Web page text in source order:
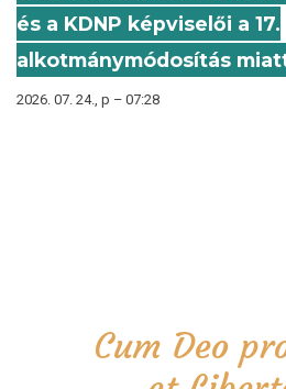
és a KDNP képviselői a 17.
alkotmánymódosítás
2026. 07. 24., p – 07:28
Cum Deo